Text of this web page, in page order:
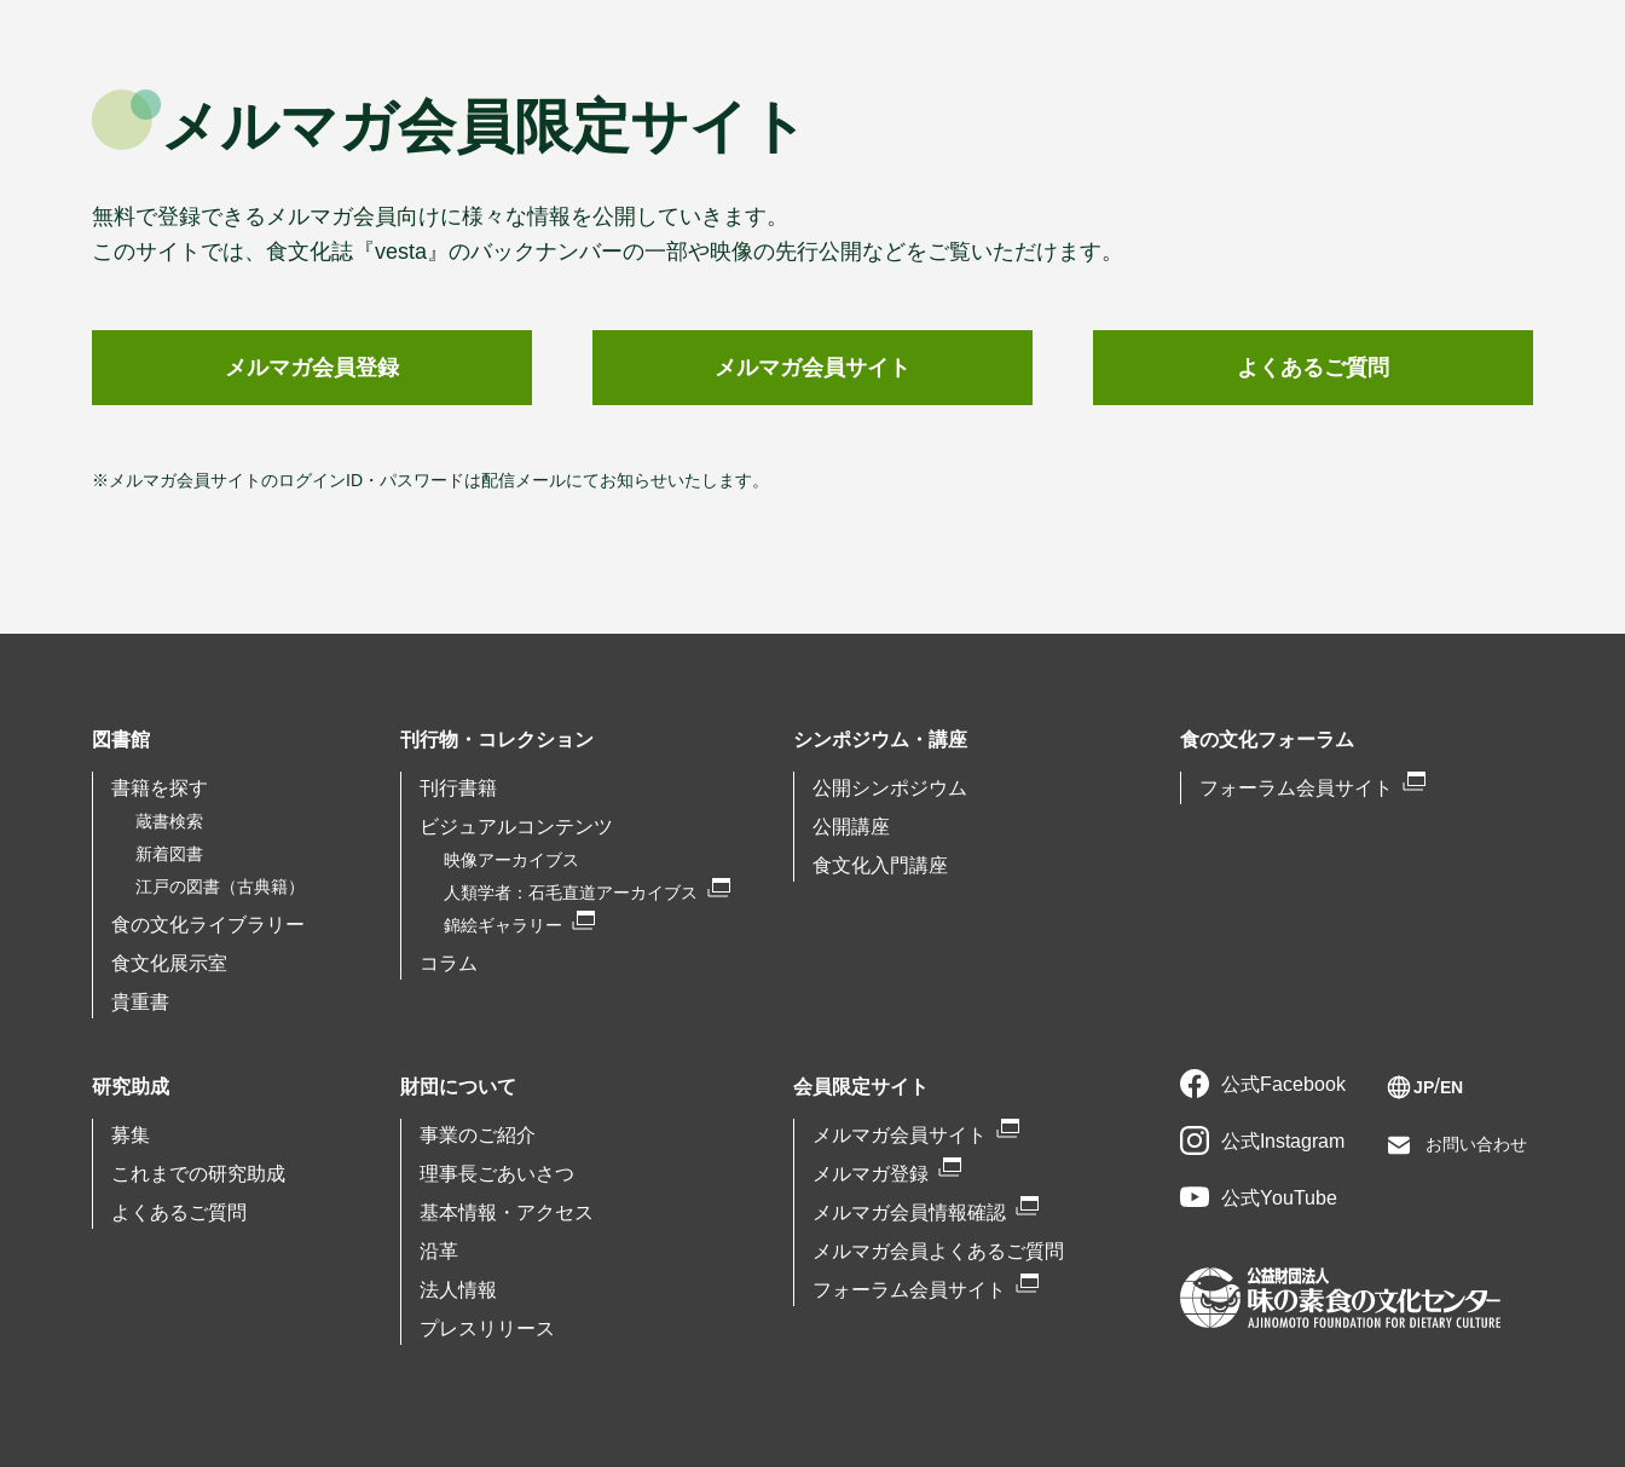
メルマガ会員限定サイト
無料で登録できるメルマガ会員向けに様々な情報を公開していきます。
このサイトでは、食文化誌『vesta』のバックナンバーの一部や映像の先行公開などをご覧いただけます。
メルマガ会員登録 メルマガ会員サイト よくあるご質問
※メルマガ会員サイトのログインID・パスワードは配信メールにてお知らせいたします。
図書館
書籍を探す
蔵書検索
新着図書
江戸の図書（古典籍）
食の文化ライブラリー
食文化展示室
貴重書
刊行物・コレクション
刊行書籍
ビジュアルコンテンツ
映像アーカイブス
人類学者： 石毛直道アーカイブス
錦絵ギャラリー
コラム
シンポジウム・講座
公開シンポジウム
公開講座
食文化入門講座
食の文化フォーラム
フォーラム会員サイト
研究助成
募集
これまでの研究助成
よくあるご質問
財団について
事業のご紹介
理事長ごあいさつ
基本情報・アクセス
沿革
法人情報
プレスリリース
会員限定サイト
メルマガ会員サイト
メルマガ登録
メルマガ会員情報確認
メルマガ会員よくあるご質問
フォーラム会員サイト
公式Facebook
公式Instagram
公式YouTube
JP EN
お問い合わせ